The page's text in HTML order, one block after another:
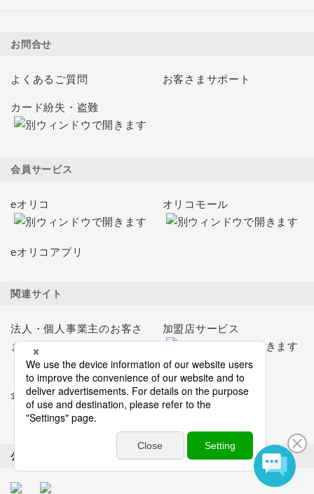
お問合せ
よくあるご質問 お客さまサポート
カード紛失・盗難
会員サービス
eオリコ オリコモール
eオリコアプリ
関連サイト
法人・個人事業主のお客さ
ま
加盟店サービス
企業情報サイト
公式メディア